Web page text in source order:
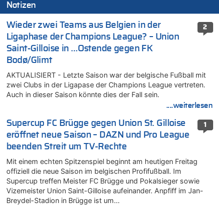
Notizen
2
Wieder zwei Teams aus Belgien in der
Ligaphase der Champions League? – Union
Saint-Gilloise in …Ostende gegen FK
Bodø/Glimt
AKTUALISIERT - Letzte Saison war der belgische Fußball mit
zwei Clubs in der Ligapase der Champions League vertreten.
Auch in dieser Saison könnte dies der Fall sein.
....weiterlesen
1
Supercup FC Brügge gegen Union St. Gilloise
eröffnet neue Saison – DAZN und Pro League
beenden Streit um TV-Rechte
Mit einem echten Spitzenspiel beginnt am heutigen Freitag
offiziell die neue Saison im belgischen Profifußball. Im
Supercup treffen Meister FC Brügge und Pokalsieger sowie
Vizemeister Union Saint-Gilloise aufeinander. Anpfiff im Jan-
Breydel-Stadion in Brügge ist um…